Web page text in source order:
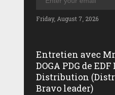
Friday, August 7, 2026
Entretien avec
DOGA PDG de
Distribution
Bravo leader)